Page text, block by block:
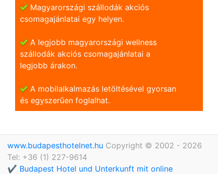
Magyarországi szállodák akciós
csomagajánlatai egy helyen.
A legjobb magyarországi wellness
szállodák akciós csomagajánlatai a
legjobb árakon.
A mobilalkalmazás letöltésével gyorsan
és egyszerũen foglalhat.
www.budapesthotelnet.hu Copyright © 2002 - 2026
Tel: +36 (1) 227-9614
✔️ Budapest Hotel und Unterkunft mit online